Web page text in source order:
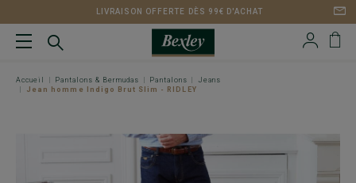
LIVRAISON OFFERTE DÈS 99€ D'ACHAT
Accueil Pantalons & Bermudas Pantalons
Jeans
Jean homme Indigo Brut Slim - RIDLEY